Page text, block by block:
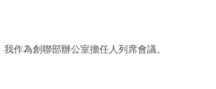
作為創聯部辦公室擔任人列席會議。